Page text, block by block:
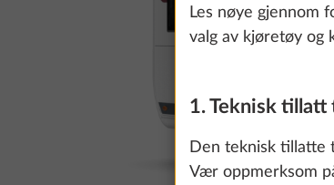
Les nøye gjennom
valg av kjøretøy og
1. Teknisk tillatt
Den teknisk tillatte
Vær oppmerksom